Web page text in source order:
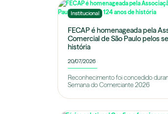
Institucional
FECAP é homenageada pela
Comercial de São Paulo pelos
história
20/07/2026
Reconhecimento foi concedido
Semana do Comerciante 2026